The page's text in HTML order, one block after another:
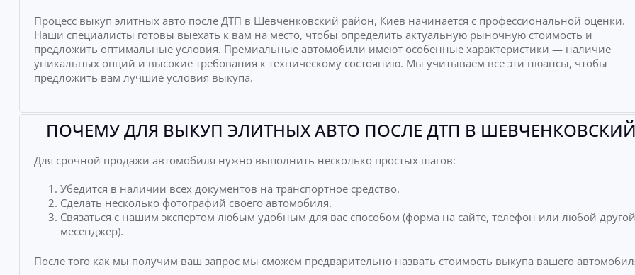
Процесс выкуп элитных авто после ДТП в Шевченковский район, Киев начинается с профессиональной оценки.
Наши специалисты готовы выехать к вам на место, чтобы определить актуальную рыночную стоимость и
предложить оптимальные условия. Премиальные автомобили имеют особенные характеристики — наличие
уникальных опций и высокие требования к техническому состоянию. Мы учитываем все эти нюансы, чтобы
предложить вам лучшие условия выкупа.
ПОЧЕМУ ДЛЯ ВЫКУП ЭЛИТНЫХ АВТО ПОСЛЕ ДТП В
Для срочной продажи автомобиля нужно выполнить несколько простых шагов:
Убедится в наличии всех документов на транспортное средство.
Сделать несколько фотографий своего автомобиля.
Связаться с нашим экспертом любым удобным для вас способом (форма на сайте, телефон или любой
месенджер).
После того как мы получим ваш запрос мы сможем предварительно назвать стоимость выкупа вашего